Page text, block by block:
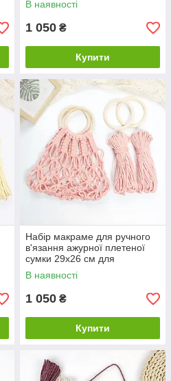
м'ятний
В наявності
1 050 ₴
Купити
Набір макраме для ручного
в'язання ажурної плетеної
сумки 29х26 см для
рукоділля та творчості колір
рожевий
В наявності
1 050 ₴
Купити